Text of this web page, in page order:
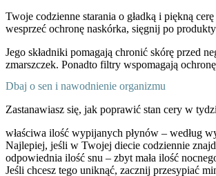
Twoje codzienne starania o gładką i piękną
wesprzeć ochronę naskórka, sięgnij po
Jego składniki pomagają chronić skórę przed
zmarszczek. Ponadto filtry wspomagają
Dbaj o sen i nawodnienie organizmu
Zastanawiasz się, jak poprawić stan cery w
właściwa ilość wypijanych płynów – według
Najlepiej, jeśli w Twojej diecie codziennie
odpowiednia ilość snu – zbyt mała ilość
Jeśli chcesz tego uniknąć, zacznij przesypiać